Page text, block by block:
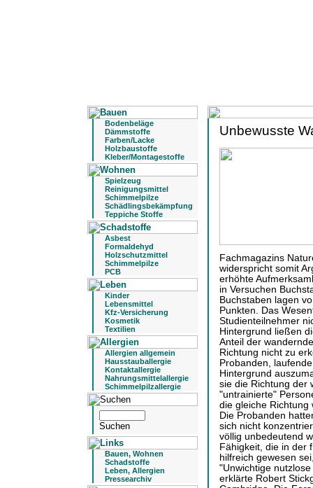
Bodenbeläge
Dämmstoffe
Farben/Lacke
Holzbaustoffe
Kleber/Montagestoffe
Spielzeug
Reinigungsmittel
Schimmelpilze
Schädlingsbekämpfung
Teppiche Stoffe
Asbest
Formaldehyd
Holzschutzmittel
Schimmelpilze
PCB
Kinder
Lebensmittel
Kfz-Versicherung
Kosmetik
Textilien
Allergien allgemein
Hausstauballergie
Kontaktallergie
Nahrungsmittelallergie
Schimmelpilzallergie
Bauen, Wohnen
Schadstoffe
Leben, Allergien
Pressearchiv
Unbewusste
Fachmagazins
widerspricht somit
erhöhte
in Versuchen
Buchstaben lagen
Punkten. Das
Studienteilnehmer
Hintergrund ließen
Anteil der
Richtung nicht zu
Probanden,
Hintergrund
sie die Richtung der
"untrainierte"
die gleiche Richtung
Die Probanden
sich nicht
völlig unbedeutend
Fähigkeit, die in der
hilfreich gewesen
"Unwichtige
erklärte Robert